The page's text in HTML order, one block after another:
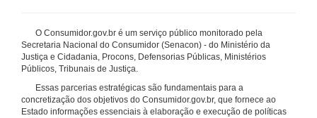
O Consumidor.gov.br é um serviço público monitorado pela
Secretaria Nacional do Consumidor (Senacon) - do Ministério da
Justiça e Cidadania, Procons, Defensorias Públicas, Ministérios
Públicos, Tribunais de Justiça.
Essas parcerias estratégicas são fundamentais para a
concretização dos objetivos do Consumidor.gov.br, que fornece ao
Estado informações essenciais à elaboração e execução de políticas